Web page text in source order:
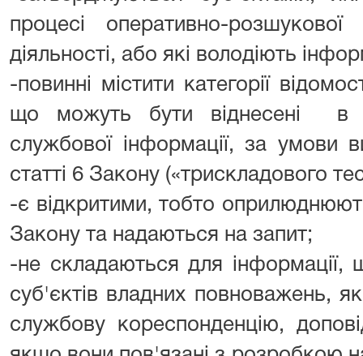
процесі оперативно-
діяльності, або які володіють
-повинні містити категорії
що можуть бути віднесені в
службової інформації, за умови
статті 6 Закону («трискладового
-є відкритими, тобто
Закону та надаються на запит;
-не складаються для інформації,
суб'єктів владних повноважень,
службову кореспонденцію,